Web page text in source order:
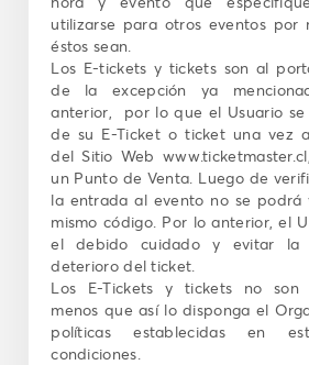
utilizarse para otros eventos por
éstos sean.
Los E-tickets y tickets son al
de la excepción ya
anterior, por lo que el Usuario se
de su E-Ticket o ticket una vez
del Sitio Web
un Punto de Venta. Luego de
la entrada al evento no se podrá
mismo código. Por lo anterior, el
el debido cuidado y evitar la
deterioro del ticket.
Los E-Tickets y tickets no son
menos que así lo disponga el
políticas establecidas en
condiciones.